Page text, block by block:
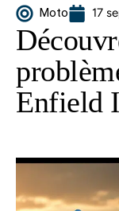
Moto 17
Enfield